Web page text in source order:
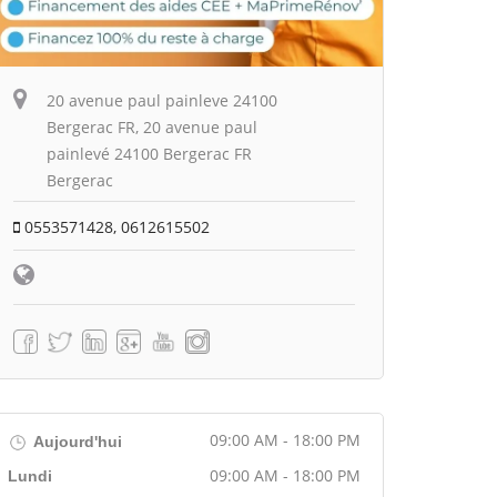
20 avenue paul painleve 24100
Bergerac FR, 20 avenue paul
painlevé 24100 Bergerac FR
Bergerac
0553571428, 0612615502
Aujourd'hui 09:00 AM - 18:00 PM
Lundi 09:00 AM - 18:00 PM